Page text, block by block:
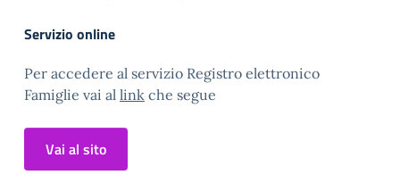
Servizio online
Per accedere al servizio Registro elettronico
Famiglie vai al link che segue
Vai al sito